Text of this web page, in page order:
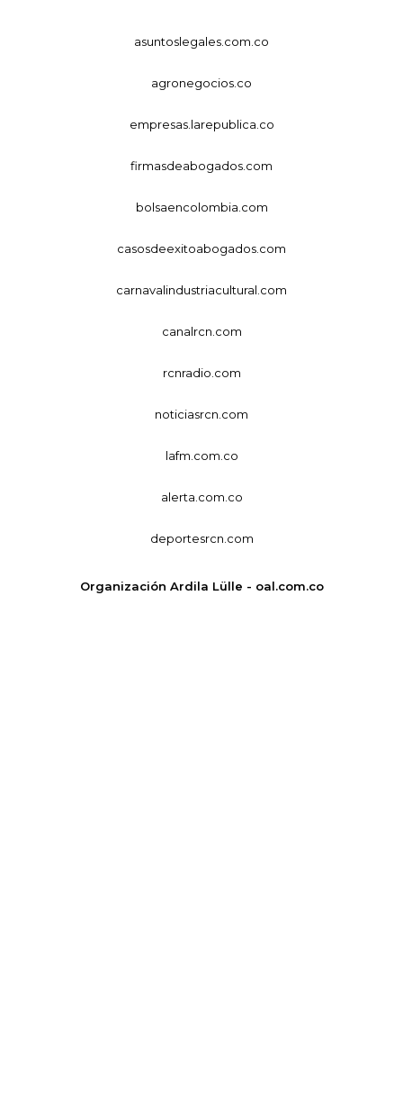
asuntoslegales.com.co
agronegocios.co
empresas.larepublica.co
firmasdeabogados.com
bolsaencolombia.com
casosdeexitoabogados.com
carnavalindustriacultural.com
canalrcn.com
rcnradio.com
noticiasrcn.com
lafm.com.co
alerta.com.co
deportesrcn.com
Organización Ardila Lülle - oal.com.co